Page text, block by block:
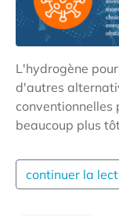
L'hydrogène
d'autres
conventionnelles
beaucoup plus
continuer la